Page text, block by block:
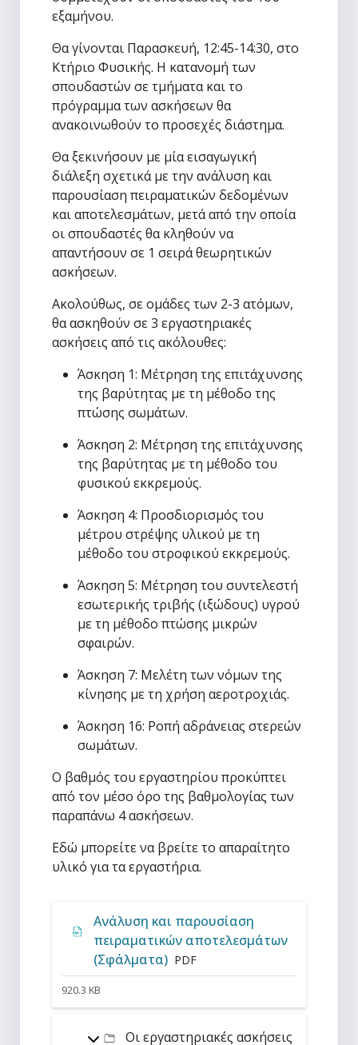
εξαμήνου.
Θα γίνονται Παρασκευή, 12:45-14:30, στο
Κτήριο Φυσικής. Η κατανομή των
σπουδαστών σε τμήματα και το
πρόγραμμα των ασκήσεων θα
ανακοινωθούν το προσεχές διάστημα.
Θα ξεκινήσουν με μία εισαγωγική
διάλεξη σχετικά με την ανάλυση και
παρουσίαση πειραματικών δεδομένων
και αποτελεσμάτων, μετά από την οποία
οι σπουδαστές θα κληθούν να
απαντήσουν σε 1 σειρά θεωρητικών
ασκήσεων.
Ακολούθως, σε ομάδες των 2-3 ατόμων,
θα ασκηθούν σε 3 εργαστηριακές
ασκήσεις από τις ακόλουθες:
Άσκηση 1: Μέτρηση της επιτάχυνσης
της βαρύτητας με τη μέθοδο της
πτώσης σωμάτων.
Άσκηση 2: Μέτρηση της επιτάχυνσης
της βαρύτητας με τη μέθοδο του
φυσικού εκκρεμούς.
Άσκηση 4: Προσδιορισμός του
μέτρου στρέψης υλικού με τη
μέθοδο του στροφικού εκκρεμούς.
Άσκηση 5: Μέτρηση του συντελεστή
εσωτερικής τριβής (ιξώδους) υγρού
με τη μέθοδο πτώσης μικρών
σφαιρών.
Άσκηση 7: Μελέτη των νόμων της
κίνησης με τη χρήση αεροτροχιάς.
Άσκηση 16: Ροπή αδράνειας στερεών
σωμάτων.
Ο βαθμός του εργαστηρίου προκύπτει
από τον μέσο όρο της βαθμολογίας των
παραπάνω 4 ασκήσεων.
Εδώ μπορείτε να βρείτε το απαραίτητο
υλικό για τα εργαστήρια.
Ανάλυση και παρουσίαση
πειραματικών αποτελεσμάτων
(Σφάλματα) Αρχείο
PDF
920.3 KB
Οι εργαστηριακές ασκήσεις